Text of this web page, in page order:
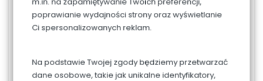
poprawianie wydajności strony oraz wyświetlanie
Ci spersonalizowanych reklam.
Na podstawie Twojej zgody będziemy przetwarzać
dane osobowe, takie jak unikalne identyfikatory,
Dodaj do koszyka